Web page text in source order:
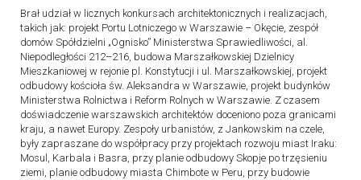
Brał udział w licznych konkursach architektonicznych i realizacjach,
takich jak: projekt Portu Lotniczego w Warszawie – Okęcie, zespół
domów Spółdzielni „Ognisko” Ministerstwa Sprawiedliwości, al.
Niepodległości 212–216, budowa Marszałkowskiej Dzielnicy
Mieszkaniowej w rejonie pl. Konstytucji i ul. Marszałkowskiej, projekt
odbudowy kościoła św. Aleksandra w Warszawie, projekt budynków
Ministerstwa Rolnictwa i Reform Rolnych w Warszawie. Z czasem
doświadczenie warszawskich architektów doceniono poza granicami
kraju, a nawet Europy. Zespoły urbanistów, z Jankowskim na czele,
były zapraszane do współpracy przy projektach rozwoju miast Iraku:
Mosul, Karbala i Basra, przy planie odbudowy Skopje po trzęsieniu
ziemi, planie odbudowy miasta Chimbote w Peru, przy budowie